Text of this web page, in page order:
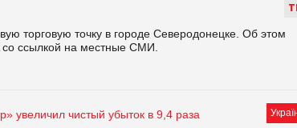
Т
торговую точку в городе Северодонецке. Об этом
со ссылкой на местные СМИ.
увеличил чистый убыток в 9,4 раза